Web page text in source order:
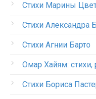
Стихи Марины
Стихи Александра
Стихи Агнии Барто
Омар Хайям: стихи,
Стихи Бориса